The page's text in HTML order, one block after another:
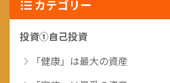
カテゴリー
投資①自己投資
「健康」は最大の資産